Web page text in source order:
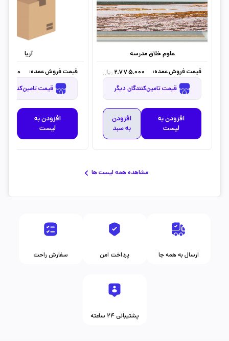
علوم خلاق مدرسه
قیمت فروش عمده:
2,775,000 ریال
قیمت تامین‌کنندگان دیگر
افزودن به
لیست
افزودن
به سبد
آریا
قیمت فروش عمده:
قیمت تامین‌کنندگان دیگر
افزودن به
لیست
مشاهده همه لیست ها
سفارش راحت پرداخت امن ارسال به همه جا
پشتیبانی ۲۴ ساعته